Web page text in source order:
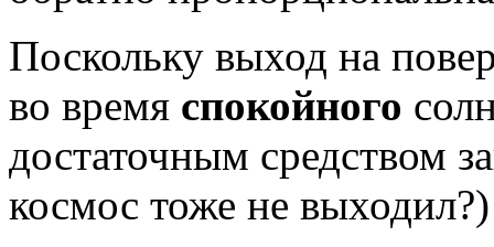
Поскольку выход на
во время спокойного
достаточным средством
космос тоже не выходил?)